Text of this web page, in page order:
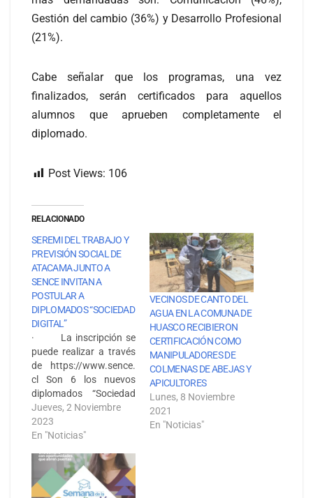
Gestión del cambio (36%) y Desarrollo Profesional
(21%).
Cabe señalar que los programas, una vez
finalizados, serán certificados para aquellos
alumnos que aprueben completamente el
diplomado.
Post Views: 106
RELACIONADO
SEREMI DEL TRABAJO Y
PREVISIÓN SOCIAL DE
ATACAMA JUNTO A
SENCE INVITAN A
POSTULAR A
DIPLOMADOS “SOCIEDAD
DIGITAL”
· La inscripción se
puede realizar a través
de https://www.sence.
cl Son 6 los nuevos
diplomados “Sociedad
Digital” Sence junto a la
Fundación Telefónica
Movistar tienen
ofrece acceso sin costo
a diplomados en
modalidad e-learning,
Jueves, 2 Noviembre
2023
En "Noticias"
VECINOS DE CANTO DEL
AGUA EN LA COMUNA DE
HUASCO RECIBIERON
CERTIFICACIÓN COMO
MANIPULADORES DE
COLMENAS DE ABEJAS Y
APICULTORES
Lunes, 8 Noviembre
2021
En "Noticias"